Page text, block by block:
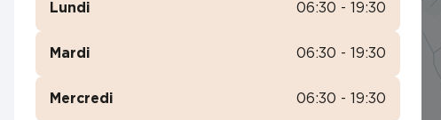
Lundi 06:30 - 19:30
Mardi 06:30 - 19:30
Mercredi 06:30 - 19:30